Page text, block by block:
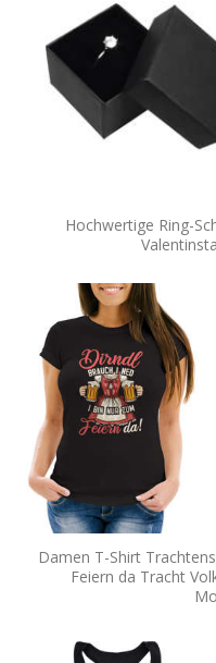
Hochwertige Ring-
Damen T-Shirt
Feiern da Tracht